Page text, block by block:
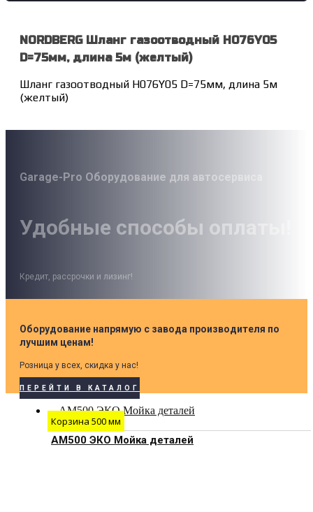
NORDBERG Шланг газоотводный H076Y05
D=75мм, длина 5м (желтый)
Шланг газоотводный H076Y05 D=75мм, длина 5м
(желтый)
Garage-Pro Оборудование для автосервиса
Удобные способы оплаты!
Кредит, рассрочки и лизинг!
Оборудование напрямую с завода производителя по
лучшим ценам!
Розница у всех, скидка у нас!
ПЕРЕЙТИ В КАТАЛОГ
Корзина 500 мм
АМ500 ЭКО Мойка деталей